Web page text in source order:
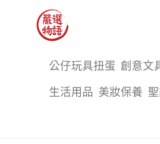
公仔玩具扭蛋 創意文
生活用品 美妝保養